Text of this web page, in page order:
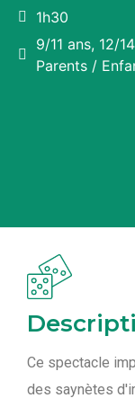
1h30
9/11 ans, 12/
Parents /
Ce spectacle
des saynètes